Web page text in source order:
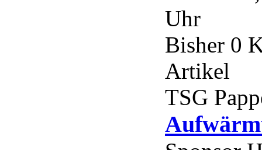
Uhr
Bisher 0
Artikel
TSG